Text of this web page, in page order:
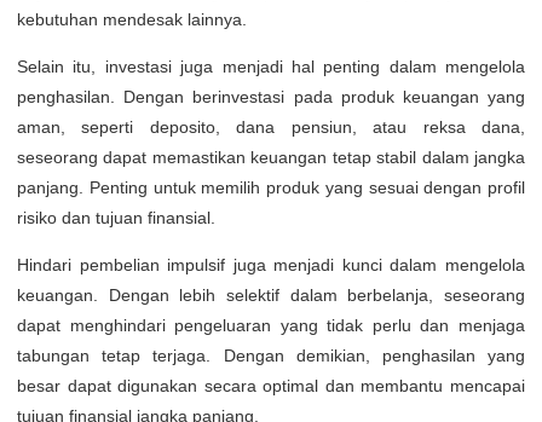
kebutuhan mendesak lainnya.
Selain itu, investasi juga menjadi hal penting dalam mengelola
penghasilan. Dengan berinvestasi pada produk keuangan yang
aman, seperti deposito, dana pensiun, atau reksa dana,
seseorang dapat memastikan keuangan tetap stabil dalam jangka
panjang. Penting untuk memilih produk yang sesuai dengan profil
risiko dan tujuan finansial.
Hindari pembelian impulsif juga menjadi kunci dalam mengelola
keuangan. Dengan lebih selektif dalam berbelanja, seseorang
dapat menghindari pengeluaran yang tidak perlu dan menjaga
tabungan tetap terjaga. Dengan demikian, penghasilan yang
besar dapat digunakan secara optimal dan membantu mencapai
tujuan finansial jangka panjang.